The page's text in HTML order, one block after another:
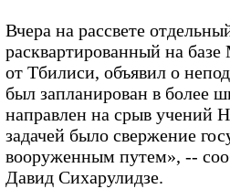
Вчера на рассвете
расквартированный на
от Тбилиси, объявил о
был запланирован в более
направлен на срыв учений
задачей было свержение
вооруженным путем», --
Давид Сихарулидзе.